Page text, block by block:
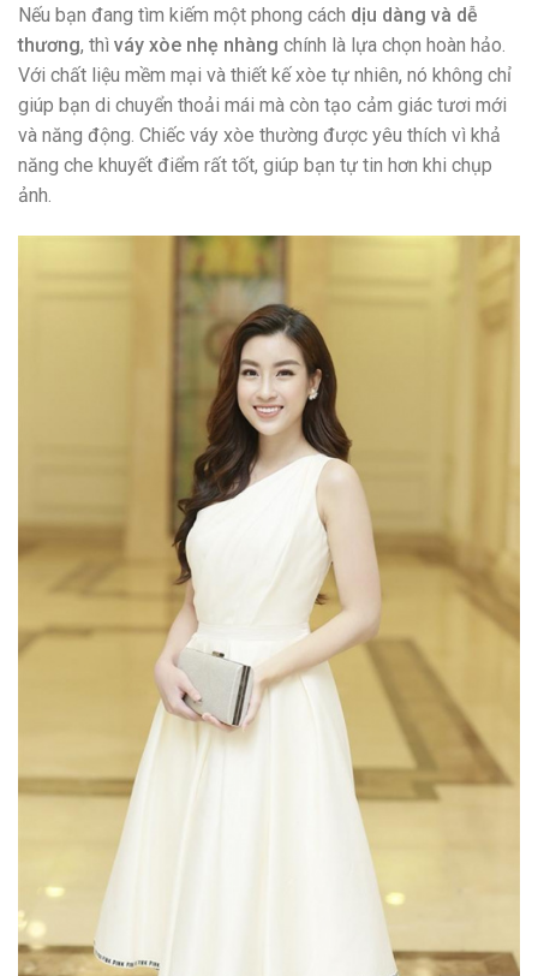
Nếu bạn đang tìm kiếm một phong cách dịu dàng và dễ
thương, thì váy xòe nhẹ nhàng chính là lựa chọn hoàn hảo.
Với chất liệu mềm mại và thiết kế xòe tự nhiên, nó không chỉ
giúp bạn di chuyển thoải mái mà còn tạo cảm giác tươi mới
và năng động. Chiếc váy xòe thường được yêu thích vì khả
năng che khuyết điểm rất tốt, giúp bạn tự tin hơn khi chụp
ảnh.